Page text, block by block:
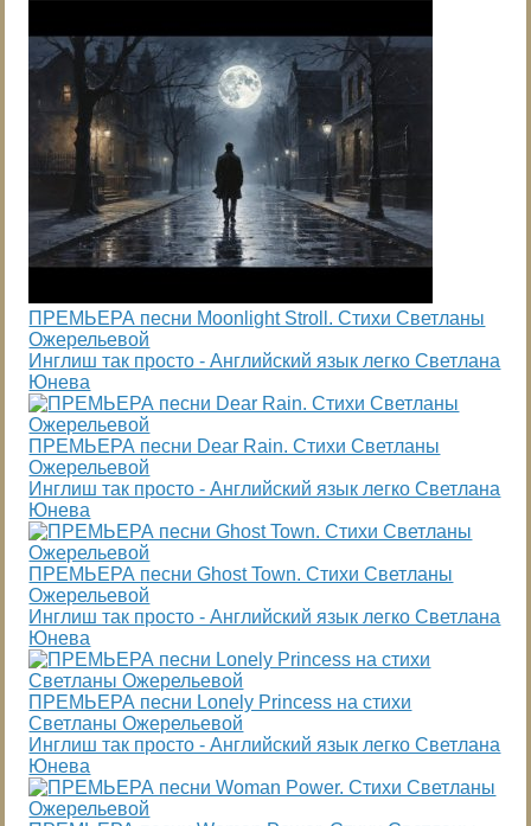
ПРЕМЬЕРА песни Moonlight Stroll. Стихи Светланы
Ожерельевой
Инглиш так просто - Английский язык легко Светлана
Юнева
ПРЕМЬЕРА песни Dear Rain. Стихи Светланы
Ожерельевой
Инглиш так просто - Английский язык легко Светлана
Юнева
ПРЕМЬЕРА песни Ghost Town. Стихи Светланы
Ожерельевой
Инглиш так просто - Английский язык легко Светлана
Юнева
ПРЕМЬЕРА песни Lonely Princess на стихи
Светланы Ожерельевой
Инглиш так просто - Английский язык легко Светлана
Юнева